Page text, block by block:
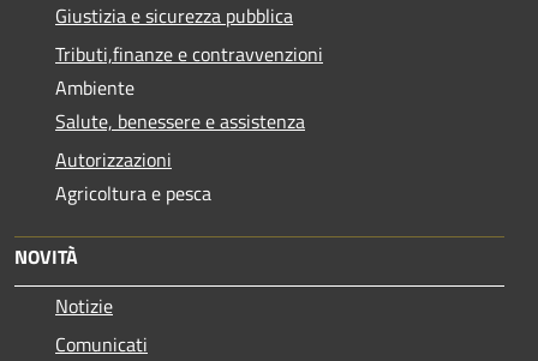
Giustizia e sicurezza pubblica
Tributi,finanze e contravvenzioni
Ambiente
Salute, benessere e assistenza
Autorizzazioni
Agricoltura e pesca
NOVITÀ
Notizie
Comunicati